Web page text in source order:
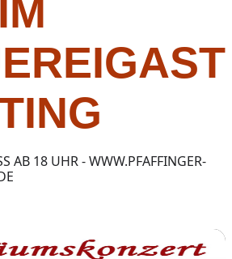
AB 18 UHR - WWW.PFAFFINGER-